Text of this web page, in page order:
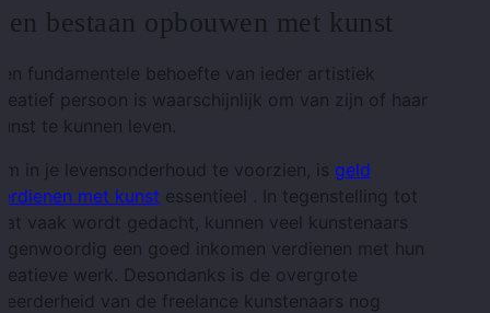
bestaan ​​opbouwen met kunst
fundamentele behoefte van ieder artistiek
persoon is waarschijnlijk om van zijn of haar
te kunnen leven.
in je levensonderhoud te voorzien, is geld
met kunst essentieel . In tegenstelling tot
vaak wordt gedacht, kunnen veel kunstenaars
een goed inkomen verdienen met hun
werk. Desondanks is de overgrote
van de freelance kunstenaars nog